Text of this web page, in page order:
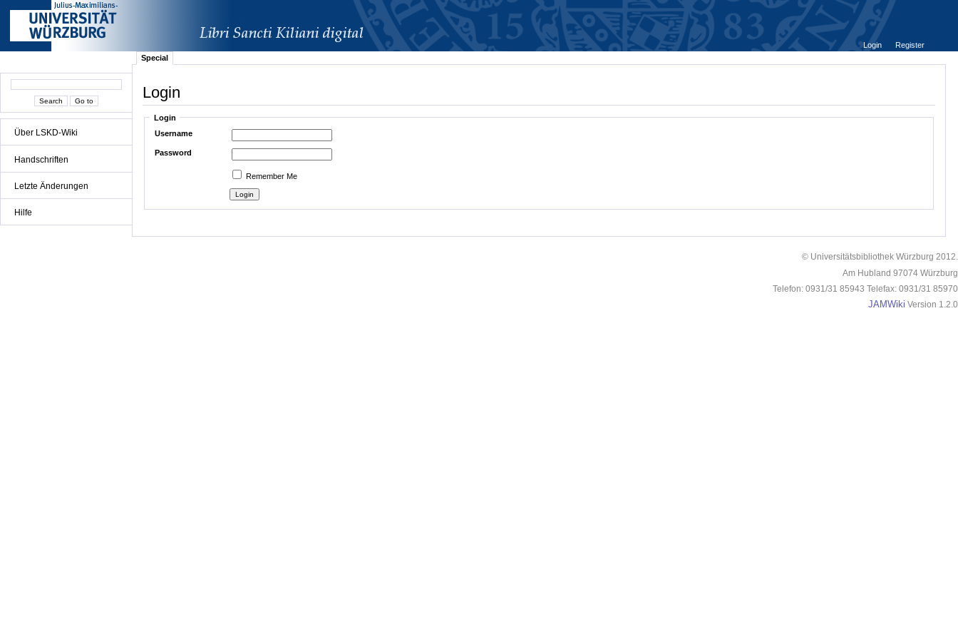
Über LSKD-Wiki
Handschriften
Letzte Änderungen
Hilfe
Login
Register
Special
Login
Login
Username
Password
Remember Me
© Universitätsbibliothek Würzburg 2012.
Am Hubland 97074 Würzburg
Telefon: 0931/31 85943 Telefax: 0931/31 85970
JAMWiki Version 1.2.0